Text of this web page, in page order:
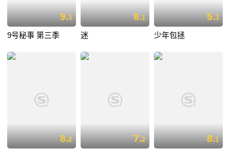
9.3
9号秘事 第三季
8.1
迷
5.3
少年包拯
8.2 7.2 8.1